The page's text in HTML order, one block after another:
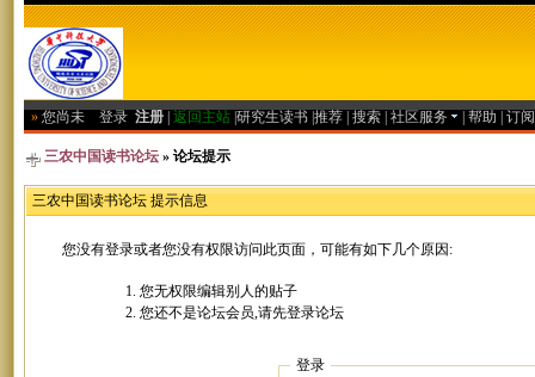
» 您尚未 登录 注册 返回主站 研究生读书 推荐 搜索 社区服务 帮助 订
三农中国读书论坛 » 论坛提示
三农中国读书论坛 提示信息
您没有登录或者您没有权限访问此页面，可能有如下几个原因:
您无权限编辑别人的贴子
您还不是论坛会员,请先登录论坛
登录